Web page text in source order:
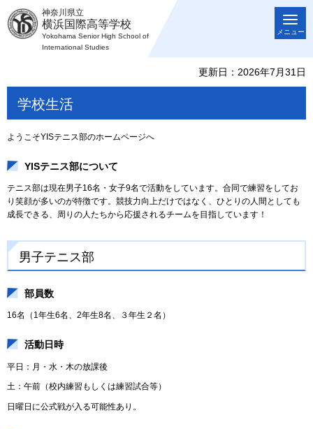
神奈川県立
横浜国際高等学校
Yokohama Senior High School of
International Studies
メニュー
更新日：2026年7月31日
学校生活
ようこそYISテニス部のホームページへ
YISテニス部について
テニス部は現在男子16名・女子9名で活動をしています。合同で練習をしてお
り笑顔が多いのが特徴です。競技力向上だけではなく、ひとりの人間としても
成長できる、周りの人たちから応援されるチームを目指しています！
男子テニス部
部員数
16名（1年生6名、2年生8名、３年生２名）
活動日時
平日：月・水・木の放課後
土：午前（校内練習もしくは練習試合等）
日曜日に公式戦が入る可能性あり。